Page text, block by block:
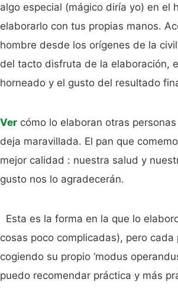
algo especial (mágico diría yo) en el
elaborarlo con tus propias manos.
hombre desde los orígenes de la
del tacto disfruta de la elaboración,
horneado y el gusto del resultado
Ver cómo lo elaboran otras
deja maravillada. El pan que
mejor calidad : nuestra salud y
gusto nos lo agradecerán.
Esta es la forma en la que lo
cosas poco complicadas), pero cada
cogiendo su propio ‘modus
puedo recomendar práctica y más